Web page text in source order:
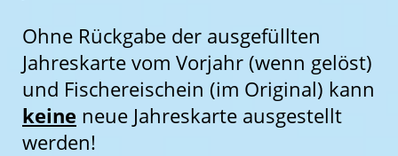
Ohne Rückgabe der ausgefüllten
Jahreskarte vom Vorjahr (wenn gelöst)
und Fischereischein (im Original) kann
keine neue Jahreskarte ausgestellt
werden!